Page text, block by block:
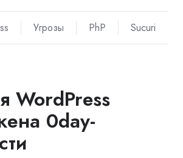
Угрозы PhP Sucuri
WordPress
0day-